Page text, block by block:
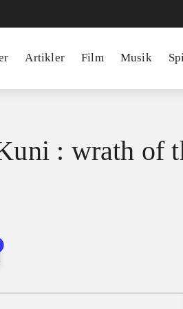
Artikler Film Musik
: wrath of